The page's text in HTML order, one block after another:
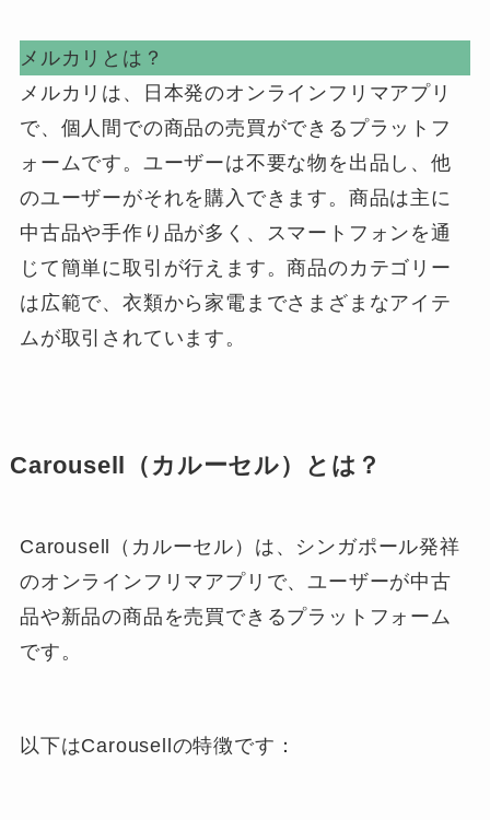
メルカリとは？
メルカリは、日本発のオンラインフリマアプリ
で、個人間での商品の売買ができるプラットフ
ォームです。ユーザーは不要な物を出品し、他
のユーザーがそれを購入できます。商品は主に
中古品や手作り品が多く、スマートフォンを通
じて簡単に取引が行えます。商品のカテゴリー
は広範で、衣類から家電までさまざまなアイテ
ムが取引されています。
Carousell（カルーセル）とは？
Carousell（カルーセル）は、シンガポール発祥
のオンラインフリマアプリで、ユーザーが中古
品や新品の商品を売買できるプラットフォーム
です。
以下はCarousellの特徴です：